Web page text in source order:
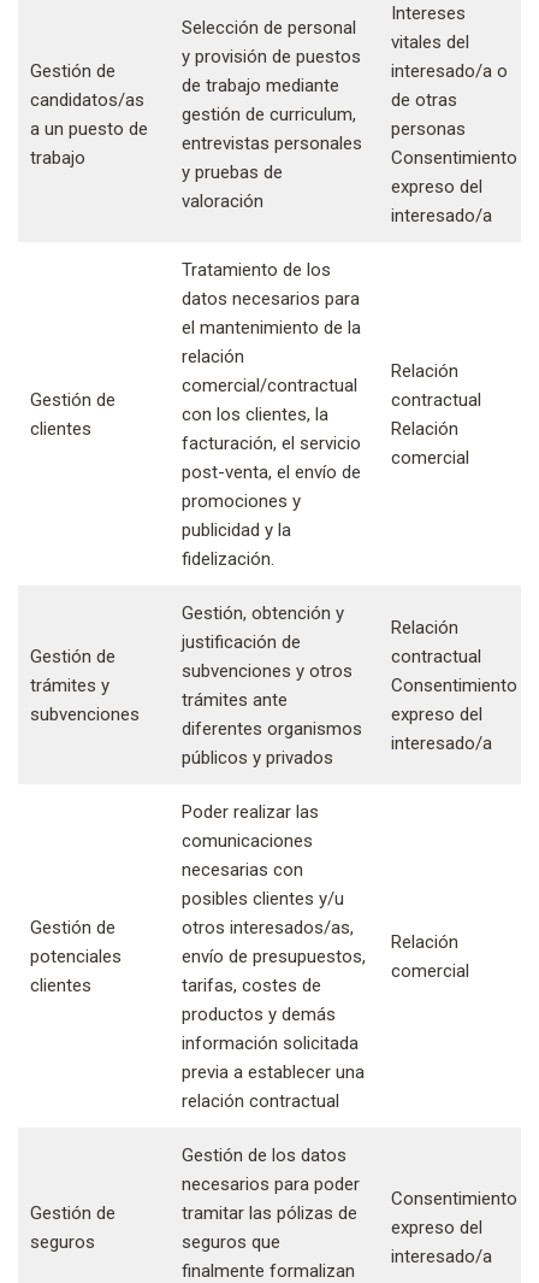
Gestión de
candidatos/as
a un puesto de
trabajo
Selección de personal
y provisión de puestos
de trabajo mediante
gestión de curriculum,
entrevistas personales
y pruebas de
valoración
Intereses
vitales del
interesado/a o
de otras
personas
Consentimiento
expreso del
interesado/a
Gestión de
clientes
Tratamiento de los
datos necesarios para
el mantenimiento de la
relación
comercial/contractual
con los clientes, la
facturación, el servicio
post-venta, el envío de
promociones y
publicidad y la
fidelización.
Relación
contractual
Relación
comercial
Gestión de
trámites y
subvenciones
Gestión, obtención y
justificación de
subvenciones y otros
trámites ante
diferentes organismos
públicos y privados
Relación
contractual
Consentimiento
expreso del
interesado/a
Gestión de
potenciales
clientes
Poder realizar las
comunicaciones
necesarias con
posibles clientes y/u
otros interesados/as,
envío de presupuestos,
tarifas, costes de
productos y demás
información solicitada
previa a establecer una
relación contractual
Relación
comercial
Gestión de
seguros
Gestión de los datos
necesarios para poder
tramitar las pólizas de
seguros que
finalmente formalizan
Consentimiento
expreso del
interesado/a